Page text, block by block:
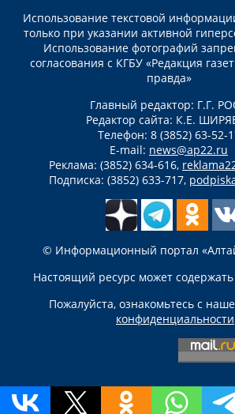
Использование текстовой
только при указании активной
Использование фотографий
согласования с КГБУ «Редакция
правда»
Главный редактор: Г.Г.
Редактор сайта: К.Е.
Телефон: 8 (3852) 63-52-
E-mail: news@ap22.ru
Реклама: (3852) 634-616,
Подписка: (3852) 633-717,
© Информационный портал
Настоящий ресурс может
Пожалуйста, ознакомьтесь с
конфиденциальности